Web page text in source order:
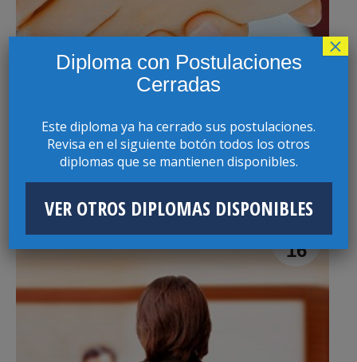
DIPLOMA EN EN RESOLUCIÓN COLABORATIVA
DE CONFLICTOS
16
Diploma con Postulaciones
Cerradas
Este diploma ya ha cerrado sus postulaciones.
Revisa en el siguiente botón todos los otros
diplomas que se mantienen disponibles.
VER OTROS DIPLOMAS DISPONIBLES
×